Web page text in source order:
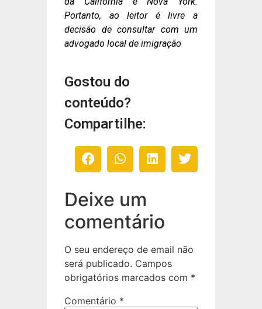
Portanto, ao leitor é livre a
decisão de consultar com um
advogado local de imigração
Gostou do
conteúdo?
Compartilhe:
Deixe um
comentário
O seu endereço de email não
será publicado. Campos
obrigatórios marcados com *
Comentário *